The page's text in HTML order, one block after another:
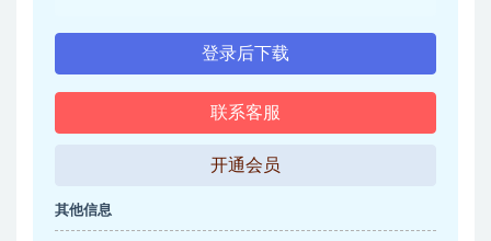
登录后下载
联系客服
开通会员
其他信息